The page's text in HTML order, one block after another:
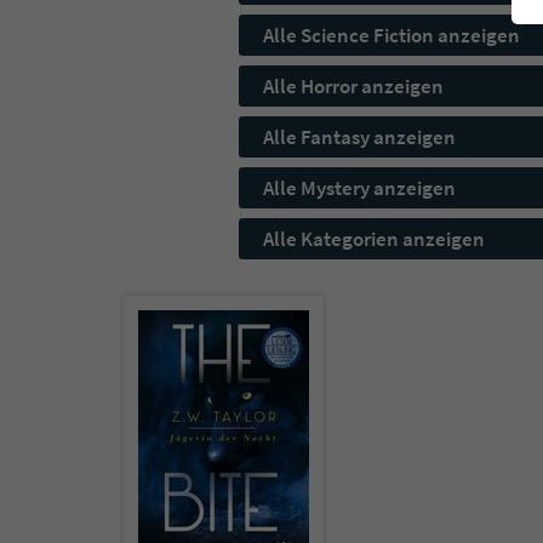
Alle Science Fiction anzeigen
Alle Horror anzeigen
Alle Fantasy anzeigen
Alle Mystery anzeigen
Alle Kategorien anzeigen